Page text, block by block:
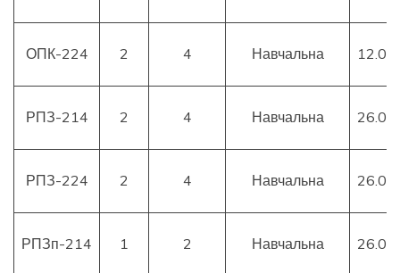
ОПК-224 2 4 Навчальна
РПЗ-214 2 4 Навчальна
РПЗ-224 2 4 Навчальна
РПЗп-214 1 2 Навчальна